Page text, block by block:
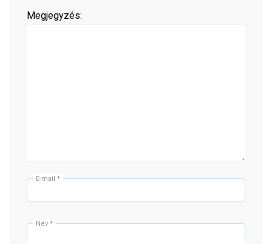
Megjegyzés:
E-mail *
Név *